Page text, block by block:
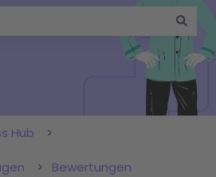
da das Suchfeld leer ist.
Hub
Bewertungen